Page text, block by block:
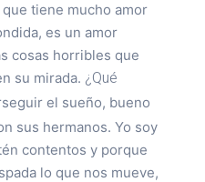
tiene mucho amor
es un amor
cosas horribles que
su mirada. ¿Qué
el sueño, bueno
sus hermanos. Yo soy
contentos y porque
lo que nos mueve,